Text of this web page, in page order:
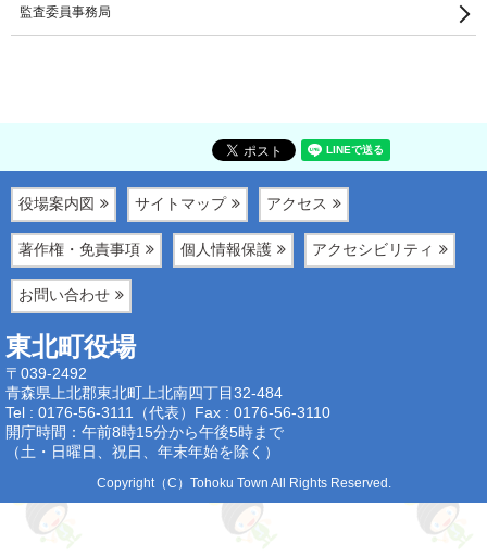
監査委員事務局
役場案内図 サイトマップ アクセス
著作権・免責事項 個人情報保護 アクセシビリティ
お問い合わせ
東北町役場
〒039-2492
青森県上北郡東北町上北南四丁目32-484
Tel : 0176-56-3111（代表） Fax : 0176-56-3110
開庁時間：午前8時15分から午後5時まで
（土・日曜日、祝日、年末年始を除く）
Copyright（C）Tohoku Town All Rights Reserved.